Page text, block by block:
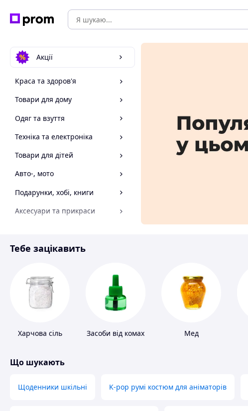
Акції
Краса та здоров'я
Товари для дому
Одяг та взуття
Техніка та електроніка
Товари для дітей
Авто-, мото
Подарунки, хобі, книги
Аксесуари та прикраси
Спорт і відпочинок
Тебе зацікавить
Харчова сіль Засоби від комах Мед
Що шукають
Щоденники шкільні K-pop румі костюм для аніматорів